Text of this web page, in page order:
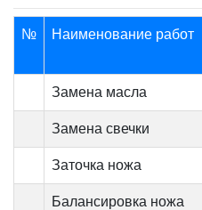
№ Наименование работ
Замена масла
Замена свечки
Заточка ножа
Балансировка ножа